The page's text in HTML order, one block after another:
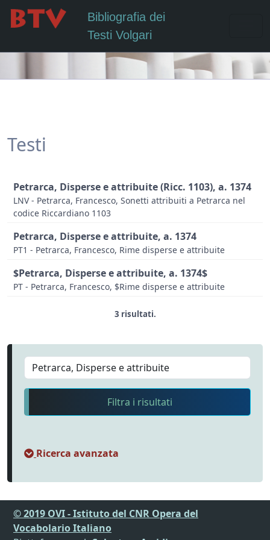
Bibliografia dei
Testi Volgari
Testi
Petrarca, Disperse e attribuite (Ricc. 1103), a. 1374
LNV - Petrarca, Francesco, Sonetti attribuiti a Petrarca nel
codice Riccardiano 1103
Petrarca, Disperse e attribuite, a. 1374
PT1 - Petrarca, Francesco, Rime disperse e attribuite
$Petrarca, Disperse e attribuite, a. 1374$
PT - Petrarca, Francesco, $Rime disperse e attribuite
3 risultati.
Filtra i risultati
Ricerca avanzata
© 2019 OVI - Istituto del CNR Opera del
Vocabolario Italiano